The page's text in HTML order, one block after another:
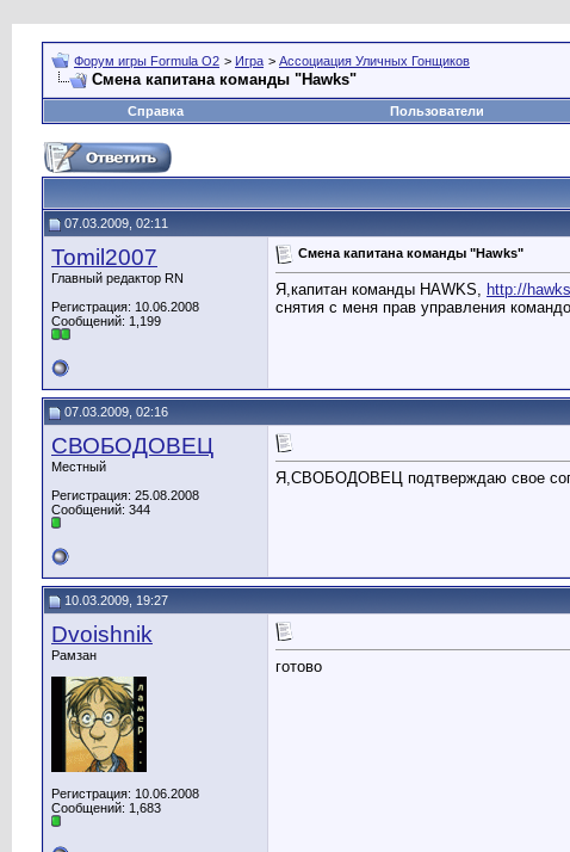
Форум игры Formula O2 > Игра > Ассоциация Уличных Гонщиков
Смена капитана команды "Hawks"
Справка Пользователи
07.03.2009, 02:11
Tomil2007
Главный редактор RN
Регистрация: 10.06.2008
Сообщений: 1,199
Смена капитана команды "Hawks"
Я,капитан команды HAWKS, http://
снятия с меня прав управления
07.03.2009, 02:16
СВОБОДОВЕЦ
Местный
Регистрация: 25.08.2008
Сообщений: 344
Я,СВОБОДОВЕЦ подтверждаю свое
10.03.2009, 19:27
Dvoishnik
Рамзан
Регистрация: 10.06.2008
Сообщений: 1,683
готово